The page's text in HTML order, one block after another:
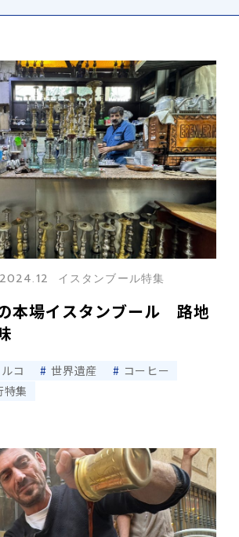
本場イスタンブール 路地
イスタンブール特集
コ 世界遺産
コーヒー
特集